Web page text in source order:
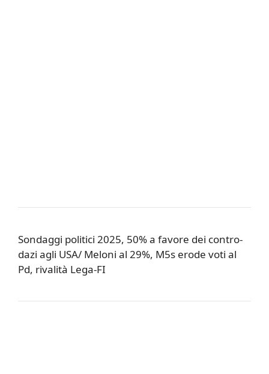
Sondaggi politici 2025, 50% a favore dei contro-
dazi agli USA/ Meloni al 29%, M5s erode voti al
Pd, rivalità Lega-FI